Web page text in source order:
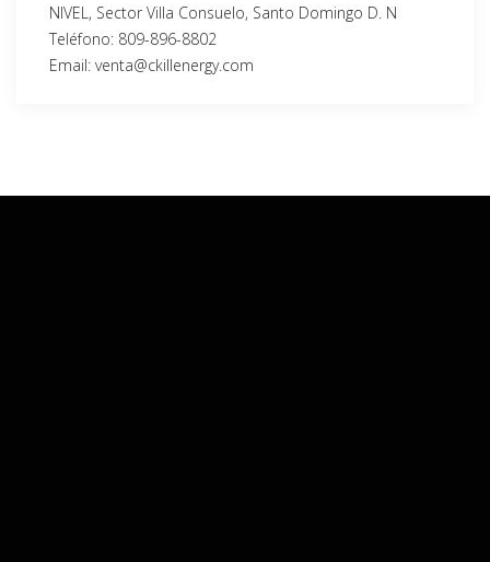
NIVEL, Sector Villa Consuelo, Santo Domingo D. N
Teléfono: 809-896-8802
Email: venta@ckillenergy.com